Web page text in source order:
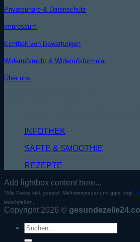
Privatsphäre & Datenschutz
Impressum
Echtheit von Bewertungen
Widerrufsrecht & Widerrufsformular
Über uns
INFOTHEK
SÄFTE & SMOOTHIE
REZEPTE
Add lightbox content here...
*Alle Preise inkl. gesetzl. Mehrwertsteuer und ggfs. zzgl.
beschrieben.
Copyright 2026 ©
Suche
nach: